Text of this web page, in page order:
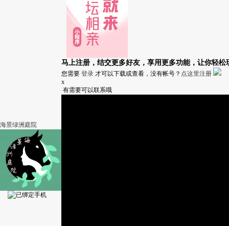
海景绿洲庭院
马上注册，结交更多好友，享用更多功能，让你轻松
您需要 登录 才可以下载或查看，没有帐号？ 点这里注册
x
有需要可以联系哦